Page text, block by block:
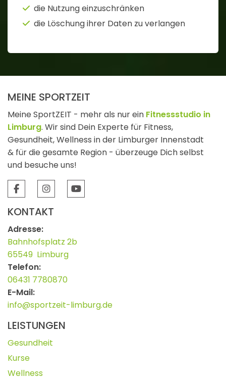
die Nutzung einzuschränken
die Löschung ihrer Daten zu verlangen
MEINE SPORTZEIT
Meine SportZEIT - mehr als nur ein Fitnessstudio in
Limburg. Wir sind Dein Experte für Fitness,
Gesundheit, Wellness in der Limburger Innenstadt
& für die gesamte Region - überzeuge Dich selbst
und besuche uns!
KONTAKT
Adresse:
Bahnhofsplatz 2b
65549 Limburg
Telefon:
06431 7780870
E-Mail:
info@sportzeit-limburg.de
LEISTUNGEN
Gesundheit
Kurse
Wellness